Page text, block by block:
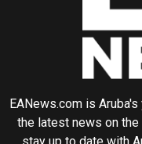
EANews.com is
the latest news on